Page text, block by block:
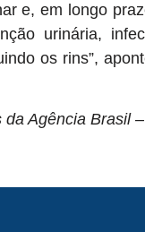
e, em longo
urinária,
os rins”,
Agência Brasil